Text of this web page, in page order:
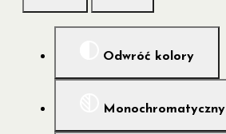
Odwróć kolory
Monochromatyczny